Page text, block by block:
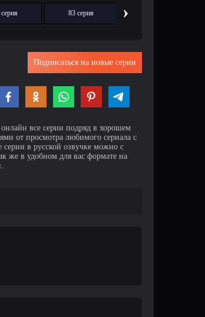
83 серия ›
Подписаться на новые серии
все серии подряд в хорошем
от просмотра любимого сериала с
в русской озвучке можно с
же в удобном для вас формате на